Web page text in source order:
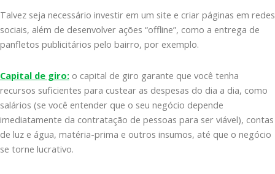
Talvez seja necessário investir em um site e criar páginas em redes
sociais, além de desenvolver ações “offline”, como a entrega de
panfletos publicitários pelo bairro, por exemplo.
Capital de giro: o capital de giro garante que você tenha
recursos suficientes para custear as despesas do dia a dia, como
salários (se você entender que o seu negócio depende
imediatamente da contratação de pessoas para ser viável), contas
de luz e água, matéria-prima e outros insumos, até que o negócio
se torne lucrativo.